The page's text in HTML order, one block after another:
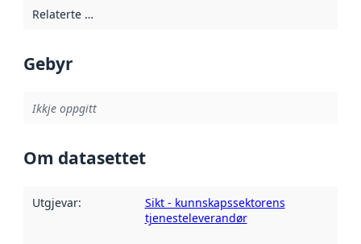
Relaterte ressursar
Gebyr
Ikkje oppgitt
Om datasettet
Utgjevar:
Sikt - kunnskapssektorens
tjenesteleverandør